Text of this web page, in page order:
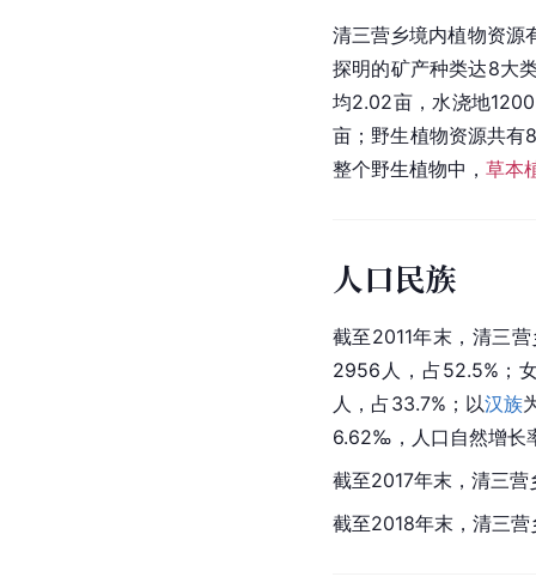
清三营乡境内植物资源
探明的矿产种类达8大
均2.02亩，水浇地
亩；野生植物资源共
整个野生植物中， 草本
人口民族
截至2011年末，清三
2956人，占52.5%；
人，占33.7%；以汉族
6.62‰，人口自然增长
截至2017年末，清三
截至2018年末，清三